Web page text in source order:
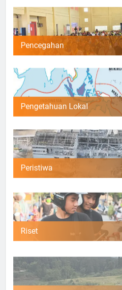
Pencegahan
Pengetahuan Lokal
Peristiwa
Riset
Umum